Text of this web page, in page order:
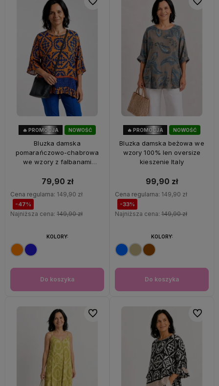
NOWOŚĆ
🔥 PROMOCJA
Bluzka damska
pomarańczowo-chabrowa
we wzory z falbanami
79,90 zł
Cena regularna: 149,90 zł
-47%
Najniższa cena: 149,90 zł
Do koszyka
KOLORY:
NOWOŚĆ
OKAZJA
🔥 PROMOCJA
Bluzka damska beżowa we
wzory 100% len oversize
kieszenie Italy
99,90 zł
Cena regularna: 149,90 zł
-33%
Najniższa cena: 149,90 zł
Do koszyka
KOLORY:
Do ulubionych Do